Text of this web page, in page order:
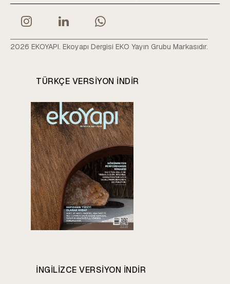
2026 EKOYAPI. Ekoyapı Dergisi EKO Yayın Grubu Markasıdır.
TÜRKÇE VERSIYON INDIR
INGILIZCE VERSIYON INDIR